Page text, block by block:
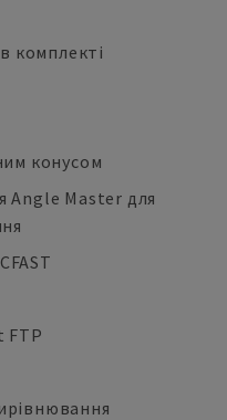
комплекті
конусом
Angle Master для
FTP